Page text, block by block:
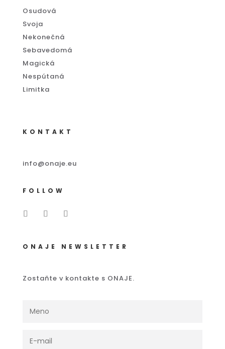
Osudová
Svoja
Nekonečná
Sebavedomá
Magická
Nespútaná
Limitka
KONTAKT
info@onaje.eu
FOLLOW
ONAJE NEWSLETTER
Zostaňte v kontakte s ONAJE.